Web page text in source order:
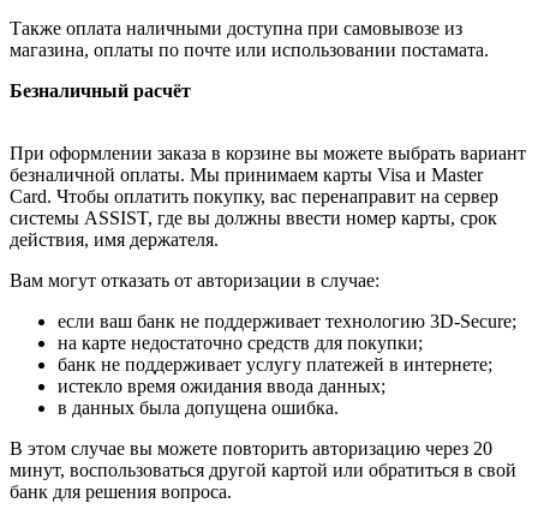
Также оплата наличными доступна при самовывозе из
магазина, оплаты по почте или использовании постамата.
Безналичный расчёт
При оформлении заказа в корзине вы можете выбрать вариант
безналичной оплаты. Мы принимаем карты Visa и Master
Card. Чтобы оплатить покупку, вас перенаправит на сервер
системы ASSIST, где вы должны ввести номер карты, срок
действия, имя держателя.
Вам могут отказать от авторизации в случае:
если ваш банк не поддерживает технологию 3D-Secure;
на карте недостаточно средств для покупки;
банк не поддерживает услугу платежей в интернете;
истекло время ожидания ввода данных;
в данных была допущена ошибка.
В этом случае вы можете повторить авторизацию через 20
минут, воспользоваться другой картой или обратиться в свой
банк для решения вопроса.